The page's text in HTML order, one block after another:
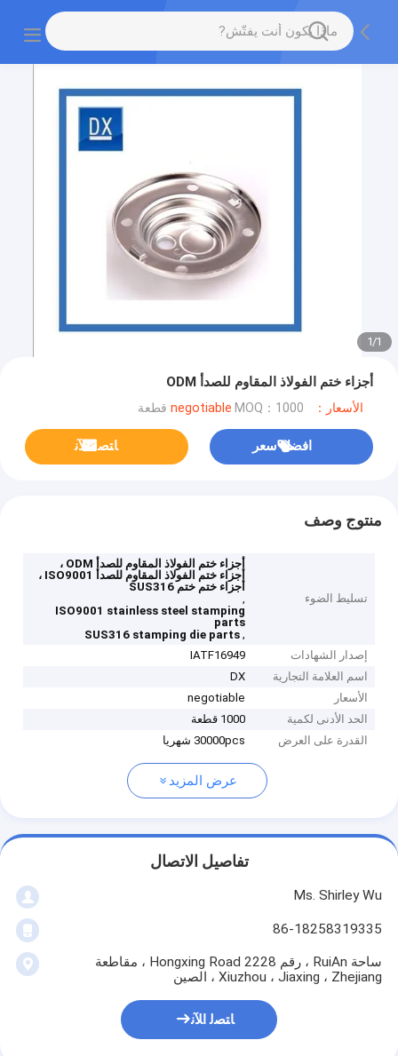
1
/
1
أجزاء ختم الفولاذ المقاوم للصدأ ODM
الأسعار：negotiable MOQ：1000 قطعة
افضل سعر ﺎﺘﺼﻟ ﺍﻶﻧ
منتوج وصف
تسليط الضوء
أجزاء ختم الفولاذ المقاوم للصدأ ODM ،
أجزاء ختم الفولاذ المقاوم للصدأ ISO9001 ،
أجزاء ختم ختم SUS316
,
ISO9001 stainless steel stamping
parts
,
SUS316 stamping die parts
إصدار الشهادات
IATF16949
اسم العلامة التجارية
DX
الأسعار
negotiable
الحد الأدنى لكمية
1000 قطعة
القدرة على العرض
30000pcs شهريا
عرض المزيد
تفاصيل الاتصال
Ms. Shirley Wu
86-18258319335
ساحة RuiAn ، رقم 2228 Hongxing Road ، مقاطعة
Xiuzhou ، Jiaxing ، Zhejiang ، الصين
ﺎﺘﺼﻟ ﺍﻶﻧ